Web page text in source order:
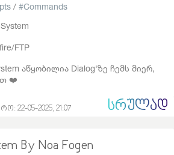
/
Commands
FTP
აწყობილია Dialog'ზე ჩემს მიერ,
❤️
22-05-2025, 21:07 ᲡᲠᲣᲚᲐᲓ
By Noa Fogen